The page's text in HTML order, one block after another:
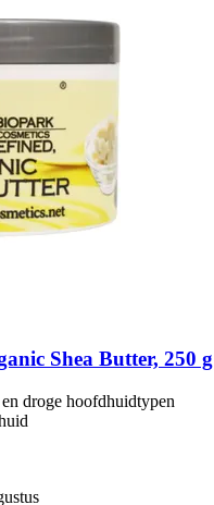
Shea Butter, 250 g
droge hoofdhuidtypen